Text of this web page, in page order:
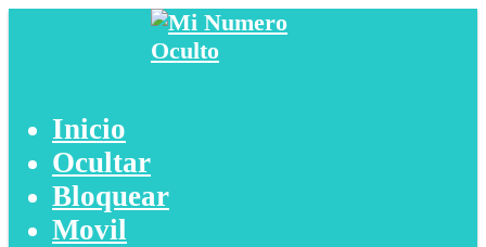
Inicio
Ocultar
Bloquear
Movil